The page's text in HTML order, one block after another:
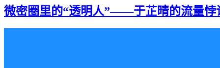
微密圈里的“透明人”——于芷晴的流量悖